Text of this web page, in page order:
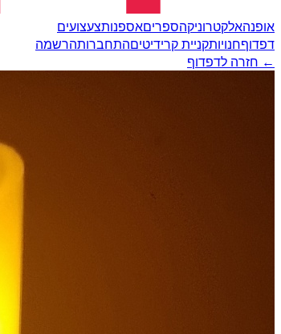
אופנהאלקטרוניקהספריםאספנותצעצועים
דפדוףחנויותקניית קרידיטיםהתחברותהרשמה
← חזרה לדפדוף